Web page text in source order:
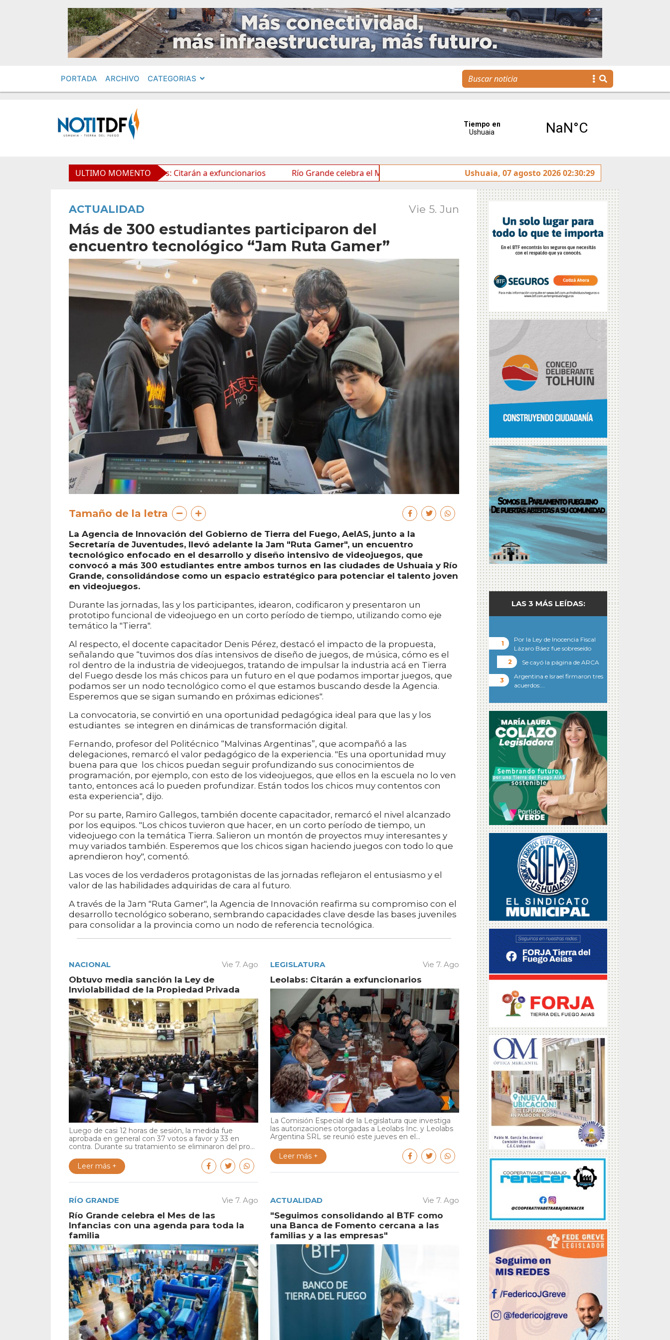
PORTADA ARCHIVO CATEGORIAS
ULTIMO MOMENTO
Leolabs: Citarán a exfuncionarios Río Grande celebra el Mes de las Infancias con una agenda para toda la familia
Ushuaia, 07 agosto 2026 02:30:29
ACTUALIDAD Vie 5. Jun
Más de 300 estudiantes participaron del
encuentro tecnológico “Jam Ruta Gamer”
Tamaño de la letra
La Agencia de Innovación del Gobierno de Tierra del Fuego, AeIAS, junto a la
Secretaría de Juventudes, llevó adelante la Jam "Ruta Gamer", un encuentro
tecnológico enfocado en el desarrollo y diseño intensivo de videojuegos, que
convocó a más 300 estudiantes entre ambos turnos en las ciudades de Ushuaia y Río
Grande, consolidándose como un espacio estratégico para potenciar el talento joven
en videojuegos.
Durante las jornadas, las y los participantes, idearon, codificaron y presentaron un
prototipo funcional de videojuego en un corto período de tiempo, utilizando como eje
temático la "Tierra".
Al respecto, el docente capacitador Denis Pérez, destacó el impacto de la propuesta,
señalando que “tuvimos dos días intensivos de diseño de juegos, de música, cómo es el
rol dentro de la industria de videojuegos, tratando de impulsar la industria acá en Tierra
del Fuego desde los más chicos para un futuro en el que podamos importar juegos, que
podamos ser un nodo tecnológico como el que estamos buscando desde la Agencia.
Esperemos que se sigan sumando en próximas ediciones".
La convocatoria, se convirtió en una oportunidad pedagógica ideal para que las y los
estudiantes se integren en dinámicas de transformación digital.
Fernando, profesor del Politécnico “Malvinas Argentinas”, que acompañó a las
delegaciones, remarcó el valor pedagógico de la experiencia. "Es una oportunidad muy
buena para que los chicos puedan seguir profundizando sus conocimientos de
programación, por ejemplo, con esto de los videojuegos, que ellos en la escuela no lo ven
tanto, entonces acá lo pueden profundizar. Están todos los chicos muy contentos con
esta experiencia", dijo.
Por su parte, Ramiro Gallegos, también docente capacitador, remarcó el nivel alcanzado
por los equipos. "Los chicos tuvieron que hacer, en un corto período de tiempo, un
videojuego con la temática Tierra. Salieron un montón de proyectos muy interesantes y
muy variados también. Esperemos que los chicos sigan haciendo juegos con todo lo que
aprendieron hoy", comentó.
Las voces de los verdaderos protagonistas de las jornadas reflejaron el entusiasmo y el
valor de las habilidades adquiridas de cara al futuro.
A través de la Jam "Ruta Gamer", la Agencia de Innovación reafirma su compromiso con el
desarrollo tecnológico soberano, sembrando capacidades clave desde las bases juveniles
para consolidar a la provincia como un nodo de referencia tecnológica.
NACIONAL Vie 7. Ago
Obtuvo media sanción la Ley de
Inviolabilidad de la Propiedad Privada
Luego de casi 12 horas de sesión, la medida fue
aprobada en general con 37 votos a favor y 33 en
contra. Durante su tratamiento se eliminaron del pro...
Leer más +
LEGISLATURA Vie 7. Ago
Leolabs: Citarán a exfuncionarios
La Comisión Especial de la Legislatura que investiga
las autorizaciones otorgadas a Leolabs Inc. y Leolabs
Argentina SRL se reunió este jueves en el...
Leer más +
RÍO GRANDE Vie 7. Ago
Río Grande celebra el Mes de las
Infancias con una agenda para toda la
familia
ACTUALIDAD Vie 7. Ago
"Seguimos consolidando al BTF como
una Banca de Fomento cercana a las
familias y a las empresas"
LAS 3 MÁS LEÍDAS:
Por la Ley de Inocencia Fiscal
Lázaro Báez fue sobreseído
Se cayó la página de ARCA
Argentina e Israel firmaron tres
acuerdos:…